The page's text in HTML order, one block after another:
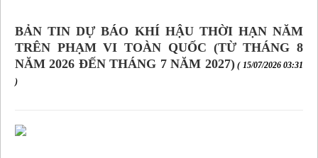
BẢN TIN DỰ BÁO KHÍ HẬU THỜI HẠN NĂM
TRÊN PHẠM VI TOÀN QUỐC (TỪ THÁNG 8
NĂM 2026 ĐẾN THÁNG 7 NĂM 2027)( 15/07/2026 03:31
)